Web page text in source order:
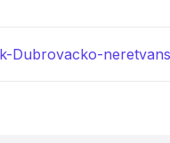
Dubrovacko-